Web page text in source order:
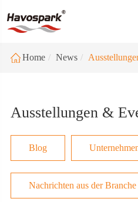
Home News
Ausstellungen &
Blog
Nachrichten aus der Branche